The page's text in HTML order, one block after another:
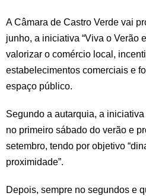
A Câmara de Castro Verde vai
junho, a iniciativa “Viva o Verão
valorizar o comércio local,
estabelecimentos comerciais e
espaço público.
Segundo a autarquia, a iniciativa
no primeiro sábado do verão e
setembro, tendo por objetivo
proximidade”.
Depois, sempre no segundos e